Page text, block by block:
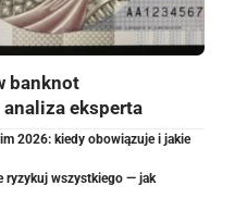
banknot
eksperta
2026: kiedy obowiązuje i jakie
ryzykuj wszystkiego — jak